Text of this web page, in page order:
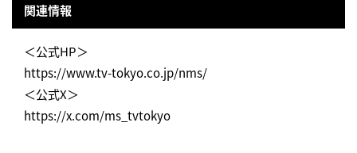
関連情報
＜公式HP＞
https://www.tv-tokyo.co.jp/nms/
＜公式X＞
https://x.com/ms_tvtokyo